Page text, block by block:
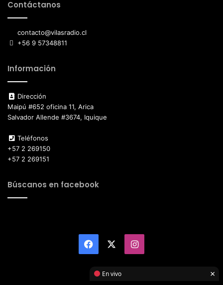
Contáctanos
contacto@vilasradio.cl
+56 9 57348811
Información
Dirección
Maipú #652 oficina 11, Arica
Salvador Allende #3674, Iquique
Teléfonos
+57 2 269150
+57 2 269151
Búscanos en facebook
Facebook Instagram
En vivo ×